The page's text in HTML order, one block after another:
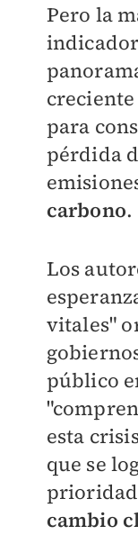
Pero la
para
pérdida
carbono.
Los
vitales"
público
esta
que se
cambio